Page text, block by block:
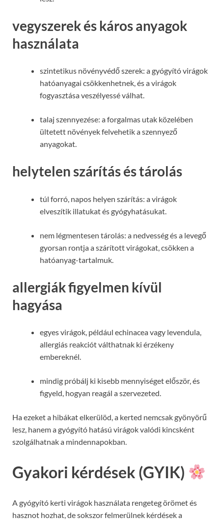
vegyszerek és káros anyagok
használata
szintetikus növényvédő szerek: a gyógyító virágok
hatóanyagai csökkenhetnek, és a virágok
fogyasztása veszélyessé válhat.
talaj szennyezése: a forgalmas utak közelében
ültetett növények felvehetik a szennyező
anyagokat.
helytelen szárítás és tárolás
túl forró, napos helyen szárítás: a virágok
elveszítik illatukat és gyógyhatásukat.
nem légmentesen tárolás: a nedvesség és a levegő
gyorsan rontja a szárított virágokat, csökken a
hatóanyag-tartalmuk.
allergiák figyelmen kívül
hagyása
egyes virágok, például echinacea vagy levendula,
allergiás reakciót válthatnak ki érzékeny
embereknél.
mindig próbálj ki kisebb mennyiséget először, és
figyeld, hogyan reagál a szervezeted.
Ha ezeket a hibákat elkerülöd, a kerted nemcsak gyönyörű
lesz, hanem a gyógyító hatású virágok valódi kincsként
szolgálhatnak a mindennapokban.
Gyakori kérdések (GYIK)
A gyógyító kerti virágok használata rengeteg örömet és
hasznot hozhat, de sokszor felmerülnek kérdések a